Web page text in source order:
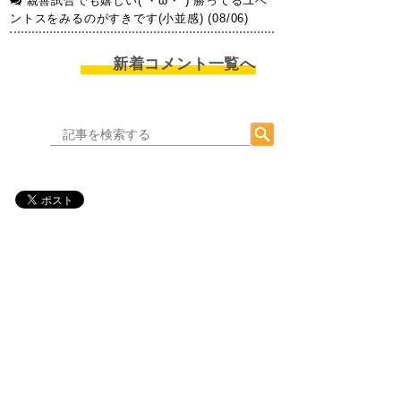
ントスをみるのがすきです(小並感) (08/06)
新着コメント一覧へ